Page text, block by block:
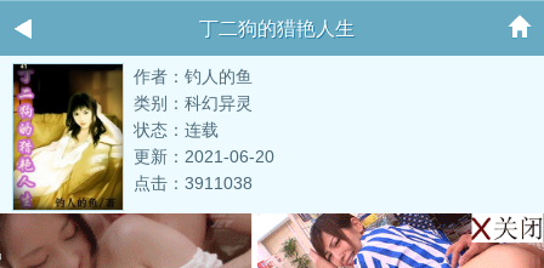
丁二狗的猎艳人生
作者：钓人的鱼
类别：科幻异灵
状态：连载
更新：2021-06-20
点击：3911038